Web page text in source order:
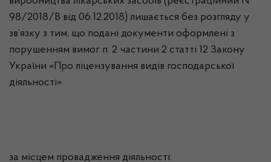
98/2018/В від 06.12.2018) лишається без розгляду у
зв’язку з тим, що подані документи оформлені з
порушенням вимог п. 2 частини 2 статті 12 Закону
України «Про ліцензування видів господарської
діяльності»
за місцем провадження діяльності: